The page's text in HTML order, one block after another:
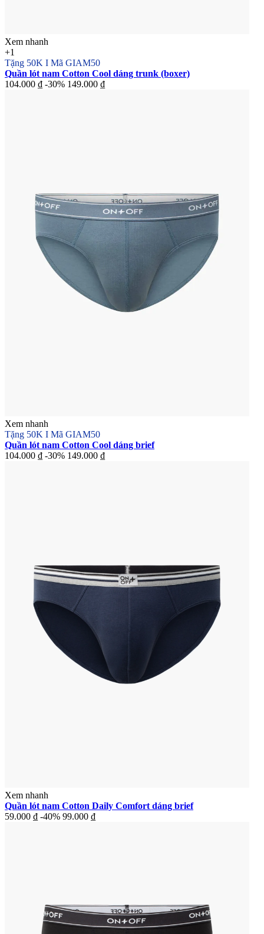
Xem nhanh
+1
Tặng 50K I Mã GIAM50
Quần lót nam Cotton Cool dáng trunk (boxer)
104.000 ₫ -30% 149.000 ₫
Xem nhanh
Tặng 50K I Mã GIAM50
Quần lót nam Cotton Cool dáng brief
104.000 ₫ -30% 149.000 ₫
Xem nhanh
Quần lót nam Cotton Daily Comfort dáng brief
59.000 ₫ -40% 99.000 ₫